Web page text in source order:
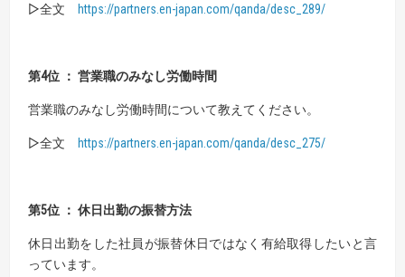
▷全文 https://partners.en-japan.com/qanda/desc_289/
第4位 ： 営業職のみなし労働時間
営業職のみなし労働時間について教えてください。
▷全文 https://partners.en-japan.com/qanda/desc_275/
第5位 ： 休日出勤の振替方法
休日出勤をした社員が振替休日ではなく有給取得したいと言
っています。